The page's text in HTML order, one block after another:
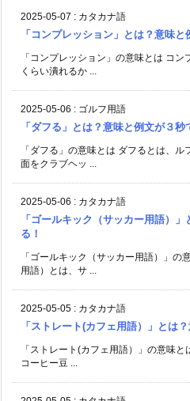
2025-05-07 : カタカナ語
「コンプレッション」とは？意味と
「コンプレッション」の意味とは コ
くらい潰れるか ...
2025-05-06 : ゴルフ用語
「ダフる」とは？意味と例文が３秒
「ダフる」の意味とは ダフるとは、
面をクラブヘッ ...
2025-05-06 : カタカナ語
「ゴールキック（サッカー用語）
る！
「ゴールキック（サッカー用語）」の
用語）とは、サ ...
2025-05-05 : カタカナ語
「ストレート(カフェ用語）」とは
「ストレート(カフェ用語）」の意味と
コーヒー豆 ...